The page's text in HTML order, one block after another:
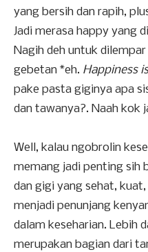
yang bersih dan rapih,
Jadi merasa happy yang
Nagih deh untuk
gebetan *eh. Happiness
pake pasta giginya apa
dan tawanya?. Naah kok
Well, kalau ngobrolin
memang jadi penting sih
dan gigi yang sehat,
menjadi penunjang
dalam keseharian. Lebih
merupakan bagian dari